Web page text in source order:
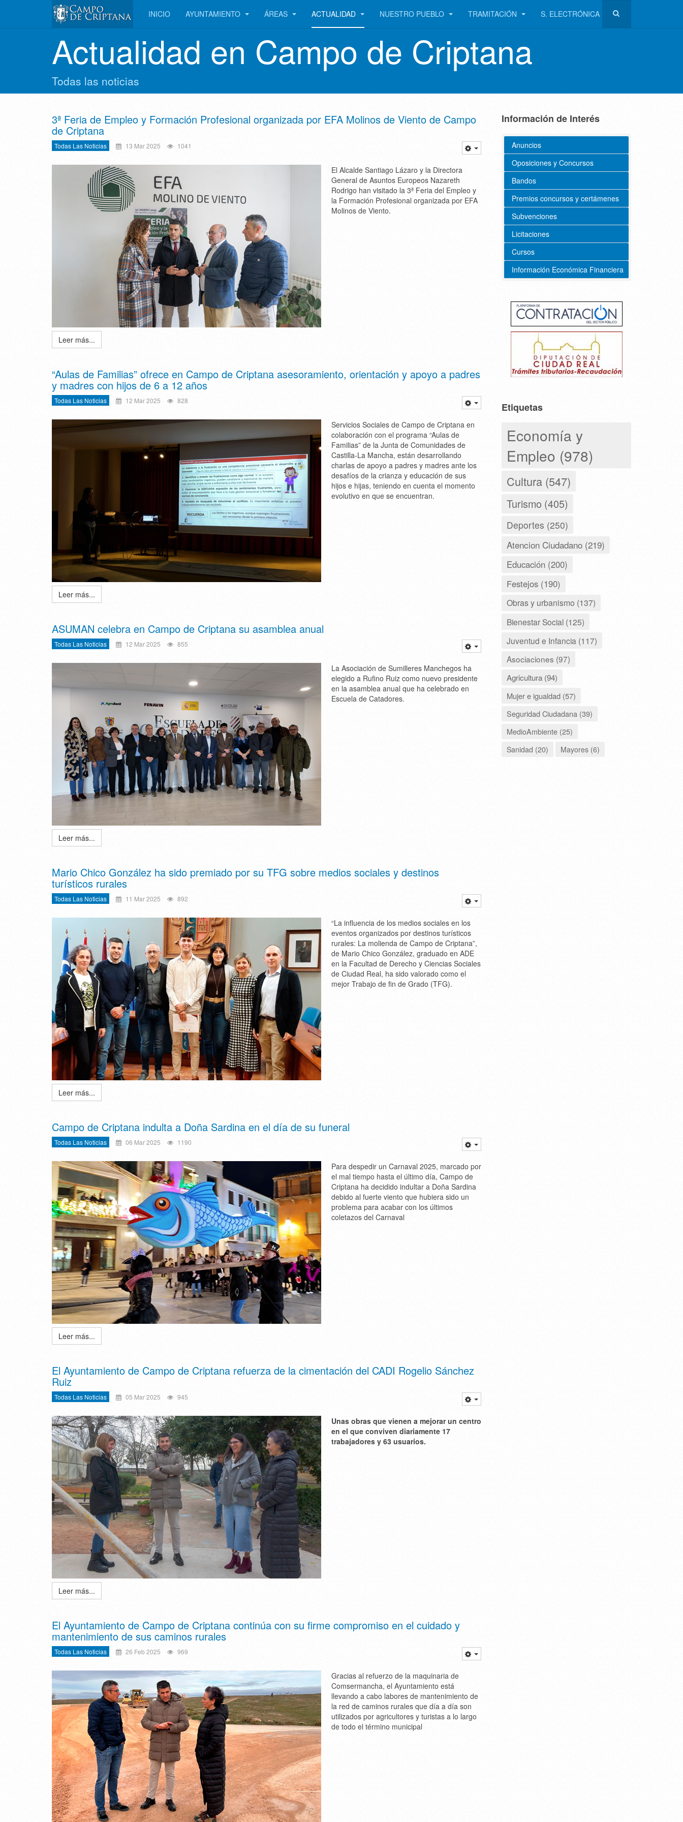
INICIO AYUNTAMIENTO ÁREAS ACTUALIDAD NUESTRO PUEBLO TRAMITACIÓN S. ELECTRÓNICA
Actualidad en Campo de Criptana
Todas las noticias
3ª Feria de Empleo y Formación Profesional organizada por EFA Molinos de Viento de Campo
de Criptana
Todas Las Noticias 13 Mar 2025 1041
El Alcalde Santiago Lázaro y la Directora
General de Asuntos Europeos Nazareth
Rodrigo han visitado la 3ª Feria del Empleo y
la Formación Profesional organizada por EFA
Molinos de Viento.
Leer más...
“Aulas de Familias” ofrece en Campo de Criptana asesoramiento, orientación y apoyo a padres
y madres con hijos de 6 a 12 años
Todas Las Noticias 12 Mar 2025 828
Servicios Sociales de Campo de Criptana en
colaboración con el programa “Aulas de
Familias” de la Junta de Comunidades de
Castilla-La Mancha, están desarrollando
charlas de apoyo a padres y madres ante los
desafíos de la crianza y educación de sus
hijos e hijas, teniendo en cuenta el momento
evolutivo en que se encuentran.
Leer más...
ASUMAN celebra en Campo de Criptana su asamblea anual
Todas Las Noticias 12 Mar 2025 855
La Asociación de Sumilleres Manchegos ha
elegido a Rufino Ruiz como nuevo presidente
en la asamblea anual que ha celebrado en
Escuela de Catadores.
Leer más...
Mario Chico González ha sido premiado por su TFG sobre medios sociales y destinos
turísticos rurales
Todas Las Noticias 11 Mar 2025 892
“La influencia de los medios sociales en los
eventos organizados por destinos turísticos
rurales: La molienda de Campo de Criptana”,
de Mario Chico González, graduado en ADE
en la Facultad de Derecho y Ciencias Sociales
de Ciudad Real, ha sido valorado como el
mejor Trabajo de fin de Grado (TFG).
Leer más...
Campo de Criptana indulta a Doña Sardina en el día de su funeral
Todas Las Noticias 06 Mar 2025 1190
Para despedir un Carnaval 2025, marcado por
el mal tiempo hasta el último día, Campo de
Criptana ha decidido indultar a Doña Sardina
debido al fuerte viento que hubiera sido un
problema para acabar con los últimos
coletazos del Carnaval
Leer más...
El Ayuntamiento de Campo de Criptana refuerza de la cimentación del CADI Rogelio Sánchez
Ruiz
Todas Las Noticias 05 Mar 2025 945
Unas obras que vienen a mejorar un centro
en el que conviven diariamente 17
trabajadores y 63 usuarios.
Leer más...
El Ayuntamiento de Campo de Criptana continúa con su firme compromiso en el cuidado y
mantenimiento de sus caminos rurales
Todas Las Noticias 26 Feb 2025 969
Gracias al refuerzo de la maquinaria de
Comsermancha, el Ayuntamiento está
llevando a cabo labores de mantenimiento de
la red de caminos rurales que día a día son
utilizados por agricultores y turistas a lo largo
de todo el término municipal
Información de Interés
Anuncios
Oposiciones y Concursos
Bandos
Premios concursos y certámenes
Subvenciones
Licitaciones
Cursos
Información Económica Financiera
Etiquetas
Economía y
Empleo (978)
Cultura (547)
Turismo (405)
Deportes (250)
Atencion Ciudadano (219)
Educación (200)
Festejos (190)
Obras y urbanismo (137)
Bienestar Social (125)
Juventud e Infancia (117)
Asociaciones (97)
Agricultura (94)
Mujer e igualdad (57)
Seguridad Ciudadana (39)
MedioAmbiente (25)
Sanidad (20)
Mayores (6)